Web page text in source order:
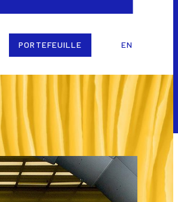
PORTEFEUILLE EN